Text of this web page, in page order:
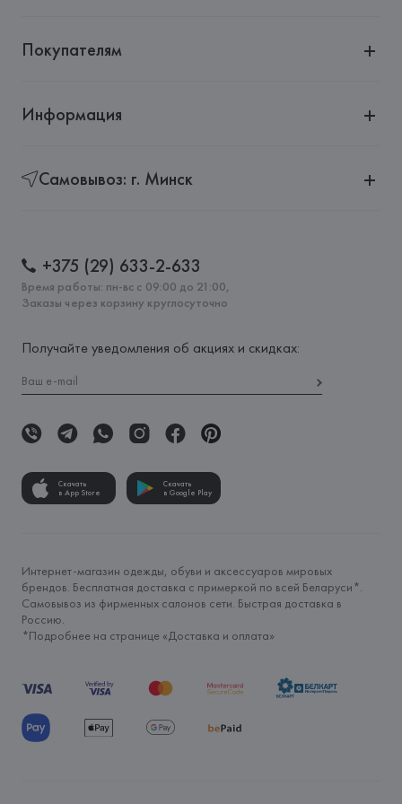
Покупателям
Информация
Самовывоз: г. Минск
+375 (29) 633-2-633
Время работы: пн-вс с 09:00 до 21:00,
Заказы через корзину круглосуточно
Получайте уведомления об акциях и скидках:
Скачать
в App Store
Скачать
в Google Play
Интернет-магазин одежды, обуви и аксессуаров мировых
брендов. Бесплатная доставка с примеркой по всей Беларуси*.
Самовывоз из фирменных салонов сети. Быстрая доставка в
Россию.
*Подробнее на странице «Доставка и оплата»